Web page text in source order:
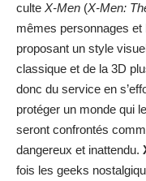
culte X-Men (X-Men:
mêmes personnages et
proposant un style
classique et de la 3D
donc du service en
protéger un monde qui
seront confrontés
dangereux et inattendu.
fois les geeks